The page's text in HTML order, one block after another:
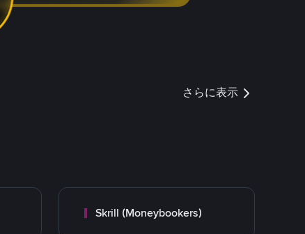
さらに表示
Skrill (Moneybookers)